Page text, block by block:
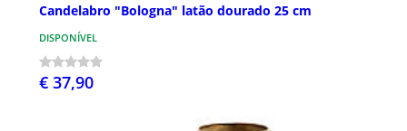
Candelabro "Bologna" latão dourado 25 cm
DISPONÍVEL
€ 37,90